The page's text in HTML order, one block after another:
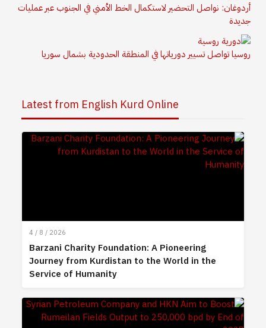
أردوغان: نواصل التحضير لاستكمال الخط الأمني في الجنوب عبر عمليات
جديدة
روسيا تواصل تسيير دورياتها في المنطقة الحدودية بشمال سوريا
Latest from English Kurd Online
4 / 8 / 2026
Barzani Charity Foundation: A Pioneering
Journey from Kurdistan to the World in the
Service of Humanity